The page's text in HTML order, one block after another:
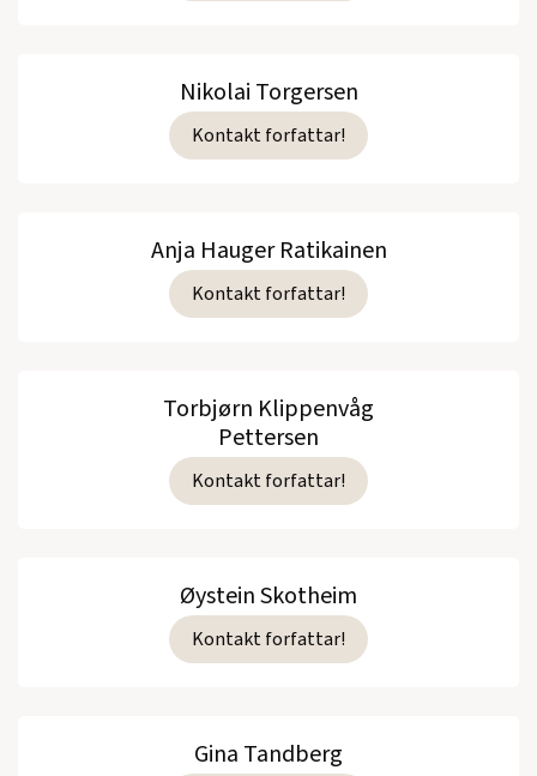
Nikolai Torgersen
Kontakt forfattar!
Anja Hauger Ratikainen
Kontakt forfattar!
Torbjørn Klippenvåg
Pettersen
Kontakt forfattar!
Øystein Skotheim
Kontakt forfattar!
Gina Tandberg